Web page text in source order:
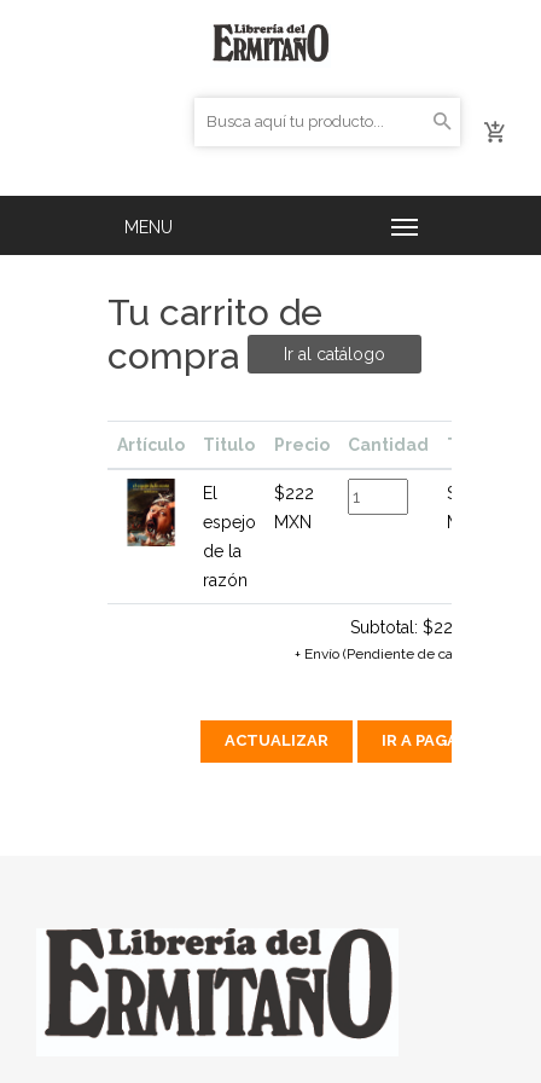
Tu carrito de
compra
Ir al catálogo
Artículo Titulo Precio Cantidad Total
El
espejo
de la
razón
$222
MXN
$222
MXN
Subtotal: $222 MX
+ Envío (Pendiente de calcular)
ACTUALIZAR IR A PAGAR